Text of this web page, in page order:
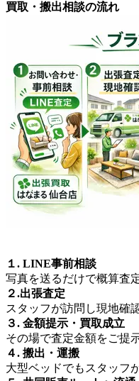
買取・搬出相談の流れ
１. LINE事前相談
写真を送るだけで概算査
２.出張査定
スタッフが訪問し現地確
３. 金額提示・買取成立
その場で査定金額をご提
４. 搬出・運搬
大型ベッドでもスタッフ